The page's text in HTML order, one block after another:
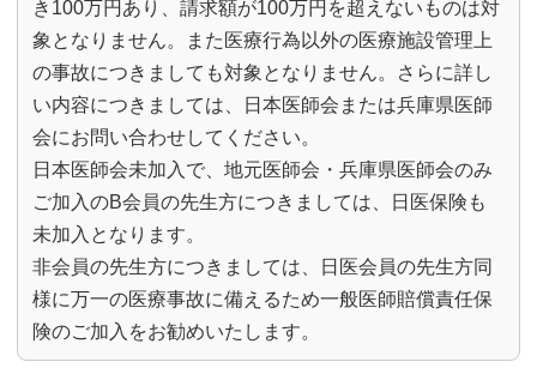
き100万円あり、請求額が100万円を超えないものは対
象となりません。また医療行為以外の医療施設管理上
の事故につきましても対象となりません。さらに詳し
い内容につきましては、日本医師会または兵庫県医師
会にお問い合わせしてください。
日本医師会未加入で、地元医師会・兵庫県医師会のみ
ご加入のB会員の先生方につきましては、日医保険も
未加入となります。
非会員の先生方につきましては、日医会員の先生方同
様に万一の医療事故に備えるため一般医師賠償責任保
険のご加入をお勧めいたします。